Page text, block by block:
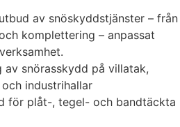
av snöskyddstjänster – från
komplettering – anpassat
av snörasskydd på villatak,
industrihallar
för plåt-, tegel- och bandtäckta